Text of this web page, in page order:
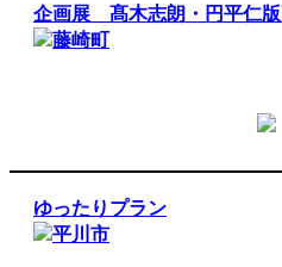
企画展 髙木志朗・円平仁
藤崎町
ゆったりプラン
平川市